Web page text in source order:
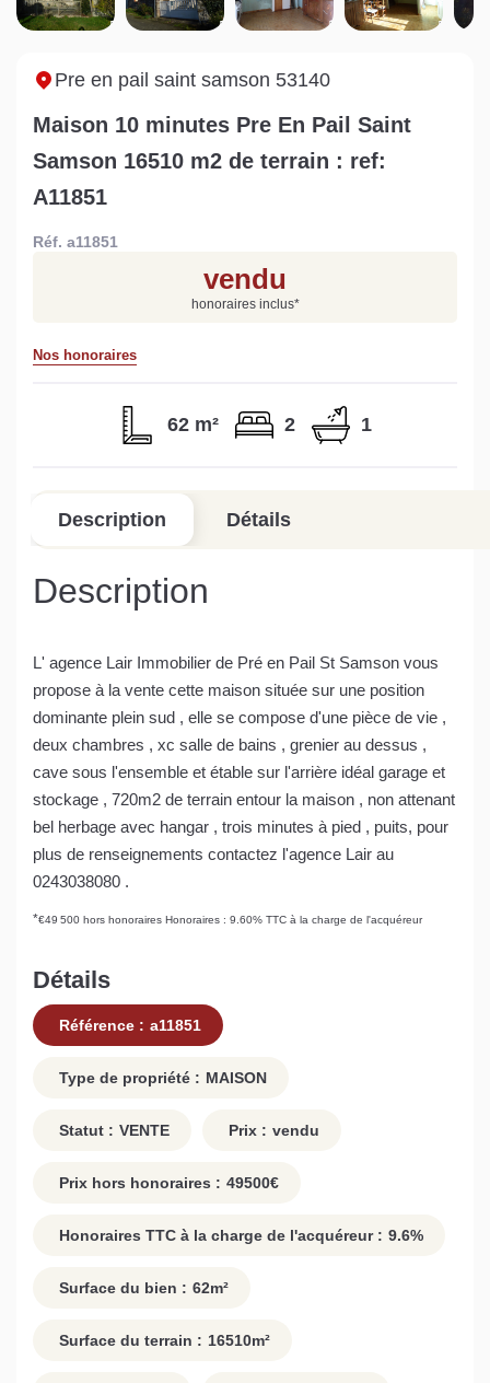
Sarthe pour booster sa
vente
quelles sont les
conséquences ?
Rapide et gratuit, recevez votre estimation
en quelques clics.
Estimer mon bien maintenant
Pre en pail saint samson 53140
Maison 10 minutes Pre En Pail Saint
Samson 16510 m2 de terrain : ref:
A11851
Réf. a11851
vendu
honoraires inclus*
Nos honoraires
62 m² 2 1
Description Détails
Description
L' agence Lair Immobilier de Pré en Pail St Samson vous
propose à la vente cette maison située sur une position
dominante plein sud , elle se compose d'une pièce de vie ,
deux chambres , xc salle de bains , grenier au dessus ,
cave sous l'ensemble et étable sur l'arrière idéal garage et
stockage , 720m2 de terrain entour la maison , non attenant
bel herbage avec hangar , trois minutes à pied , puits, pour
plus de renseignements contactez l'agence Lair au
0243038080 .
*€49 500 hors honoraires Honoraires : 9.60% TTC à la charge de l'acquéreur
Détails
Référence : a11851
Type de propriété : MAISON
Statut : VENTE Prix : vendu
Prix hors honoraires : 49500€
Honoraires TTC à la charge de l'acquéreur : 9.6%
Surface du bien : 62m²
Surface du terrain : 16510m²